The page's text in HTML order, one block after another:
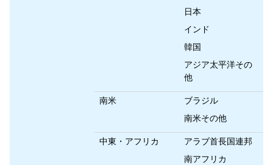
日本
インド
韓国
アジア太平洋その
他
南米
ブラジル
南米その他
中東・アフリカ
アラブ首長国連邦
南アフリカ